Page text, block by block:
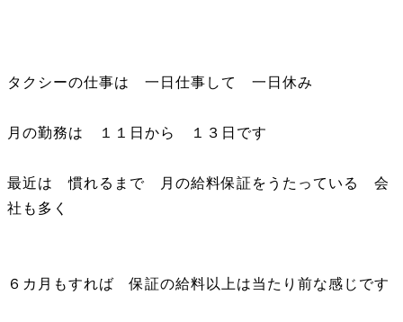
タクシーの仕事は 一日仕事して 一日休み
月の勤務は １１日から １３日です
最近は 慣れるまで 月の給料保証をうたっている 会
社も多く
６カ月もすれば 保証の給料以上は当たり前な感じです